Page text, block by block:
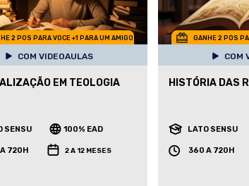
2 POS PARA VOCE +1 PARA UM AMIGO
COM VIDEOAULAS
EM TEOLOGIA
SENSU 100% EAD
720H 2 A 12 MESES
GANHE 2 POS
COM
HISTÓRIA DAS
LATO SENSU
360 A 720H